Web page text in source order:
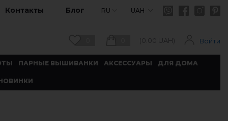
Контакты Блог RU UAH
(0.00 UAH) Войти
ПАРНЫЕ ВЫШИВАНКИ АКСЕССУАРЫ ДЛЯ ДОМА